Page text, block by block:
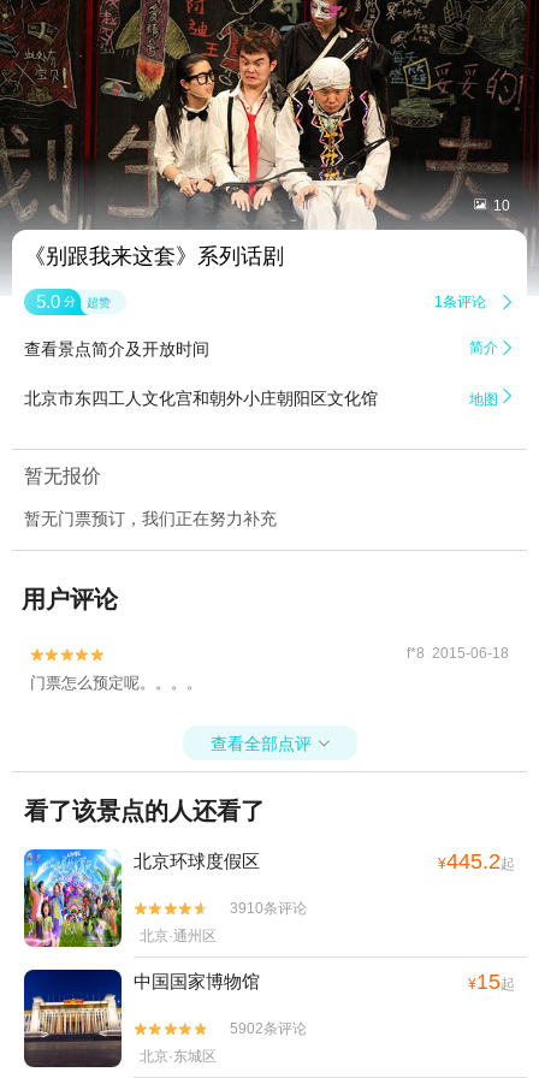
 10
《别跟我来这套》系列话剧
5.0 分 超赞 1条评论 
查看景点简介及开放时间 简介 
北京市东四工人文化宫和朝外小庄朝阳区文化馆 地图 
暂无报价
暂无门票预订，我们正在努力补充
用户评论

 f*8 2015-06-18
门票怎么预定呢。。。。
查看全部点评 
看了该景点的人还看了
北京环球度假区 ¥445.2起


3910条评论
北京·通州区
中国国家博物馆 ¥15起


5902条评论
北京·东城区
